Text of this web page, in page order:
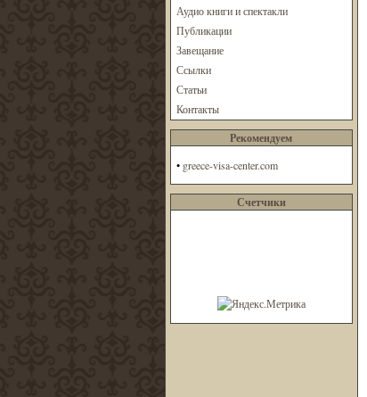
Аудио книги и спектакли
Публикации
Завещание
Ссылки
Статьи
Контакты
Рекомендуем
• greece-visa-center.com
Счетчики